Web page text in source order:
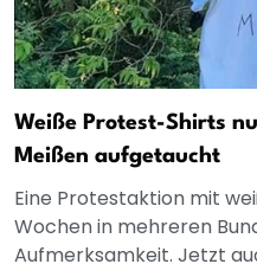
Weiße Protest-Shirts
Meißen aufgetaucht
Eine Protestaktion mit
Wochen in mehreren
Aufmerksamkeit. Jetzt